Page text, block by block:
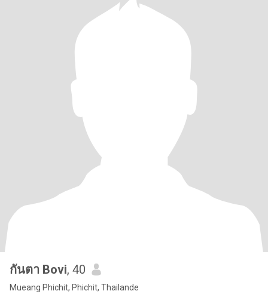
กันตา Bovi, 40
Mueang Phichit, Phichit, Thailande